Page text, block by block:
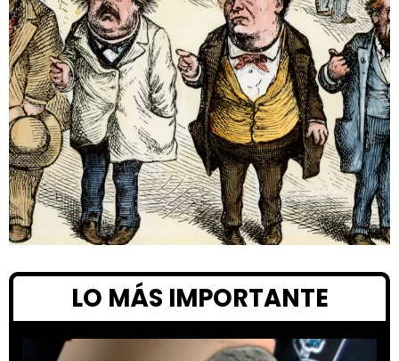
LO MÁS IMPORTANTE